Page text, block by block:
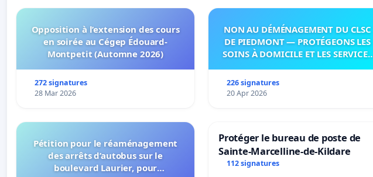
Opposition à l’extension des cours
en soirée au Cégep Édouard-
Montpetit (Automne 2026)
272 signatures
28 Mar 2026
NON AU DÉMÉNAGEMENT DU CLSC
DE PIEDMONT — PROTÉGEONS LES
SOINS À DOMICILE ET LES SERVICES
226 signatures
20 Apr 2026
Pétition pour le réaménagement
des arrêts d’autobus sur le
boulevard Laurier, pour
Protéger le bureau de poste de
Sainte-Marcelline-de-Kildare
112 signatures